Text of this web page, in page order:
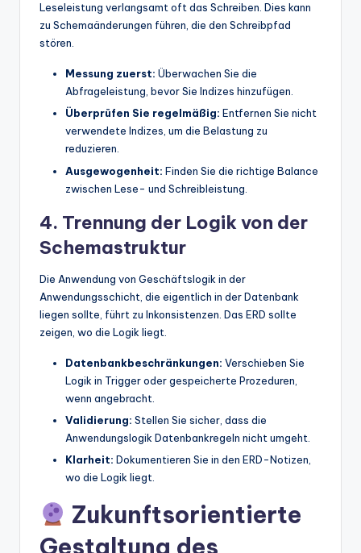
Leseleistung verlangsamt oft das Schreiben. Dies kann
zu Schemaänderungen führen, die den Schreibpfad
stören.
Messung zuerst: Überwachen Sie die
Abfrageleistung, bevor Sie Indizes hinzufügen.
Überprüfen Sie regelmäßig: Entfernen Sie nicht
verwendete Indizes, um die Belastung zu
reduzieren.
Ausgewogenheit: Finden Sie die richtige Balance
zwischen Lese- und Schreibleistung.
4. Trennung der Logik von der
Schemastruktur
Die Anwendung von Geschäftslogik in der
Anwendungsschicht, die eigentlich in der Datenbank
liegen sollte, führt zu Inkonsistenzen. Das ERD sollte
zeigen, wo die Logik liegt.
Datenbankbeschränkungen: Verschieben Sie
Logik in Trigger oder gespeicherte Prozeduren,
wenn angebracht.
Validierung: Stellen Sie sicher, dass die
Anwendungslogik Datenbankregeln nicht umgeht.
Klarheit: Dokumentieren Sie in den ERD-Notizen,
wo die Logik liegt.
Zukunftsorientierte
Gestaltung des